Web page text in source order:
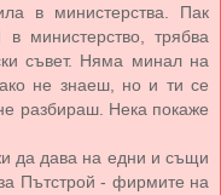
в министерства. Пак
министерство, трябва
съвет. Няма минал на
не знаеш, но и ти се
разбираш. Нека покаже
да дава на едни и същи
Пътстрой - фирмите на